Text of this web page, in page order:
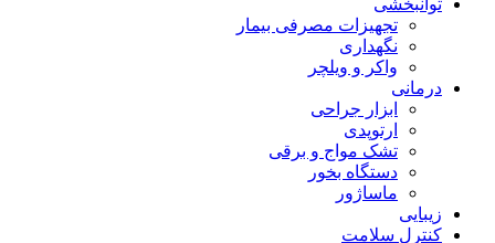
توانبخشی
تجهیزات مصرفی بیمار
نگهداری
واکر و ویلچر
درمانی
ابزار جراحی
ارتوپدی
تشک مواج و برقی
دستگاه بخور
ماساژور
زیبایی
کنترل سلامت